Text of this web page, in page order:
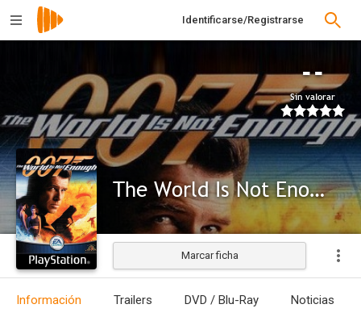
Identificarse/Registrarse
--
Sin valorar
The World Is Not Enough (PS1)
Marcar ficha
Información Trailers DVD / Blu-Ray Noticias